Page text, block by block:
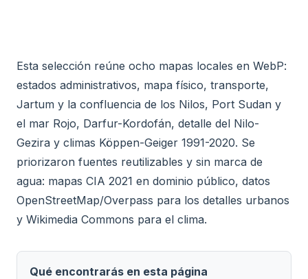
Esta selección reúne ocho mapas locales en WebP:
estados administrativos, mapa físico, transporte,
Jartum y la confluencia de los Nilos, Port Sudan y
el mar Rojo, Darfur-Kordofán, detalle del Nilo-
Gezira y climas Köppen-Geiger 1991-2020. Se
priorizaron fuentes reutilizables y sin marca de
agua: mapas CIA 2021 en dominio público, datos
OpenStreetMap/Overpass para los detalles urbanos
y Wikimedia Commons para el clima.
Qué encontrarás en esta página